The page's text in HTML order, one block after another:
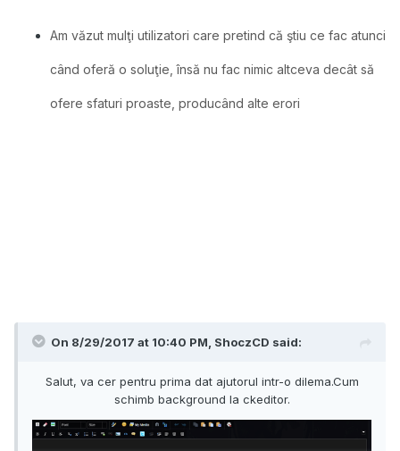
Am văzut mulţi utilizatori care pretind că ştiu ce fac atunci
când oferă o soluţie, însă nu fac nimic altceva decât să
ofere sfaturi proaste , producând alte erori
On 8/29/2017 at 10:40 PM, ShoczCD said:
Salut, va cer pentru prima dat ajutorul intr-o dilema.Cum
schimb background la ckeditor.